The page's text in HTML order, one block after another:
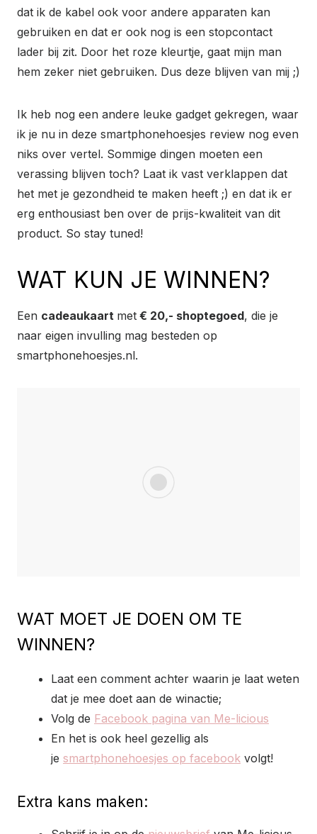
dat ik de kabel ook voor andere apparaten kan
gebruiken en dat er ook nog is een stopcontact
lader bij zit. Door het roze kleurtje, gaat mijn man
hem zeker niet gebruiken. Dus deze blijven van mij ;)
Ik heb nog een andere leuke gadget gekregen, waar
ik je nu in deze smartphonehoesjes review nog even
niks over vertel. Sommige dingen moeten een
verassing blijven toch? Laat ik vast verklappen dat
het met je gezondheid te maken heeft ;) en dat ik er
erg enthousiast ben over de prijs-kwaliteit van dit
product. So stay tuned!
WAT KUN JE WINNEN?
Een cadeaukaart met € 20,- shoptegoed, die je
naar eigen invulling mag besteden op
smartphonehoesjes.nl.
WAT MOET JE DOEN OM TE
WINNEN?
Laat een comment achter waarin je laat weten
dat je mee doet aan de winactie;
Volg de Facebook pagina van Me-licious
En het is ook heel gezellig als
je smartphonehoesjes op facebook volgt!
Extra kans maken: